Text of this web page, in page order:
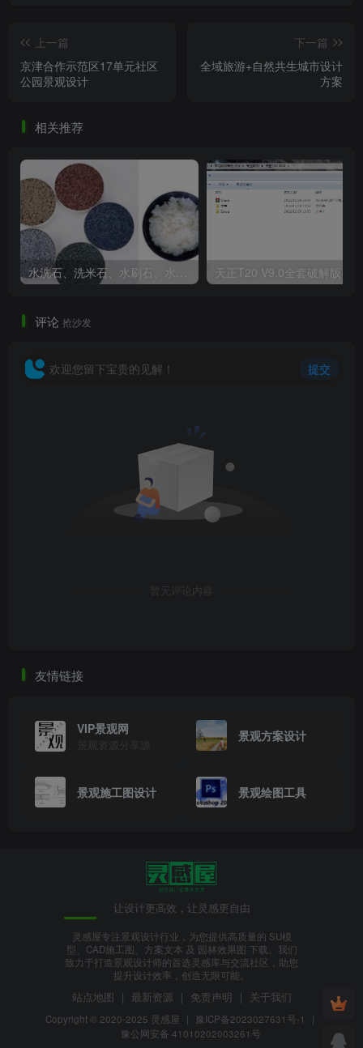
上一篇
京津合作示范区17单元社区
公园景观设计
下一篇
全域旅游+自然共生城市设计
方案
相关推荐
评论 抢沙发
欢迎您留下宝贵的见解！ 提交
暂无评论内容
友情链接
VIP景观网
景观资源分享源
景观方案设计
景观施工图设计 景观绘图工具
让设计更高效，让灵感更自由
灵感屋专注景观设计行业，为您提供高质量的 SU模
型、CAD施工图、方案文本 及 园林效果图 下载。我们
致力于打造景观设计师的首选灵感库与交流社区，助您
提升设计效率，创造无限可能。
站点地图 | 最新资源 | 免责声明 | 关于我们
Copyright © 2020-2025 灵感屋 | 豫ICP备2023027631号-1
|
豫公网安备 41010202003261号